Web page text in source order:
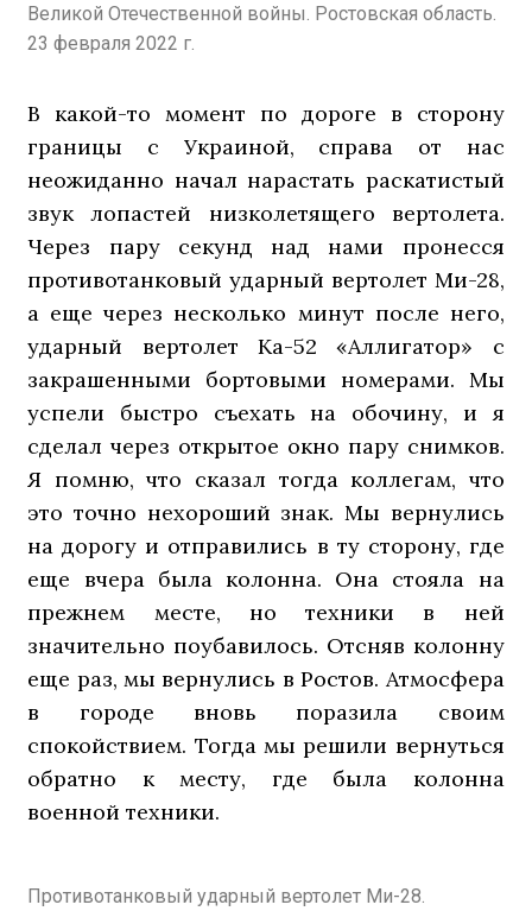
Великой Отечественной войны. Ростовская область.
23 февраля 2022 г.
В какой-то момент по дороге в сторону
границы с Украиной, справа от нас
неожиданно начал нарастать раскатистый
звук лопастей низколетящего вертолета.
Через пару секунд над нами пронесся
противотанковый ударный вертолет Ми-28,
а еще через несколько минут после него,
ударный вертолет Ка-52 «Аллигатор» с
закрашенными бортовыми номерами. Мы
успели быстро съехать на обочину, и я
сделал через открытое окно пару снимков.
Я помню, что сказал тогда коллегам, что
это точно нехороший знак. Мы вернулись
на дорогу и отправились в ту сторону, где
еще вчера была колонна. Она стояла на
прежнем месте, но техники в ней
значительно поубавилось. Отсняв колонну
еще раз, мы вернулись в Ростов. Атмосфера
в городе вновь поразила своим
спокойствием. Тогда мы решили вернуться
обратно к месту, где была колонна
военной техники.
Противотанковый ударный вертолет Ми-28.